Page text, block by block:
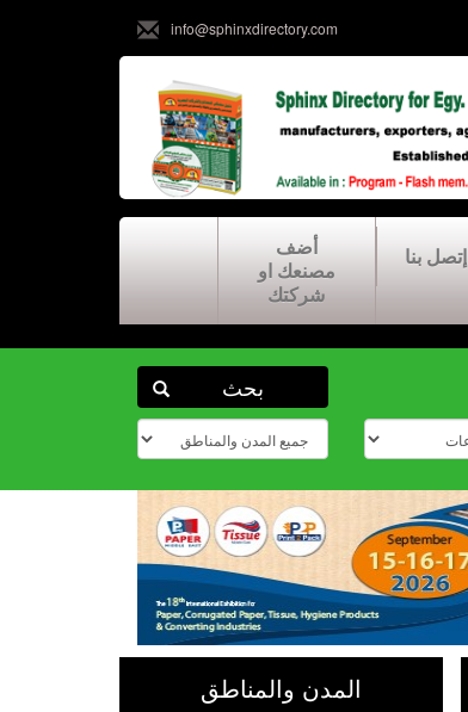
info@sphinxdirectory.com
إتصل بنا
أضف
مصنعك او
شركتك
المدن والمناطق